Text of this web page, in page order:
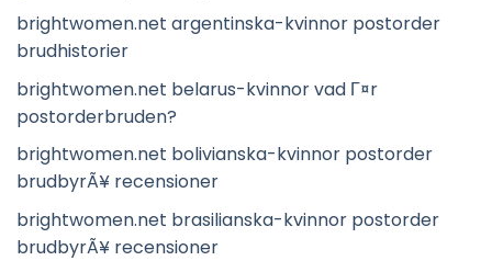
brightwomen.net argentinska-kvinnor postorder
brudhistorier
brightwomen.net belarus-kvinnor vad Г¤r
postorderbruden?
brightwomen.net bolivianska-kvinnor postorder
brudbyrÃ¥ recensioner
brightwomen.net brasilianska-kvinnor postorder
brudbyrÃ¥ recensioner